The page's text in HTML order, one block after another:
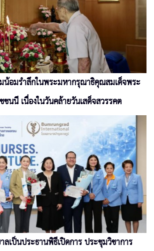
น้อมรำลึกในพระมหากรุณาธิคุณสมเด็จพระ
นนี เนื่องในวันคล้ายวันเสด็จสวรรคต
เป็นประธานพิธีเปิดการ ประชุมวิชาการ